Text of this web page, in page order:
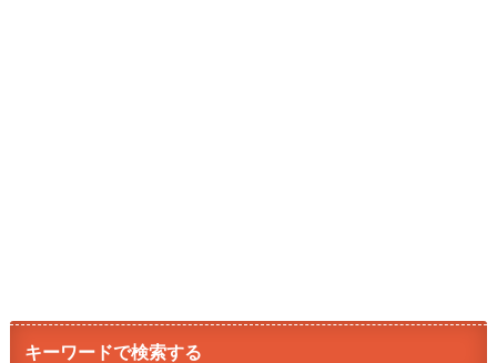
キーワードで検索する